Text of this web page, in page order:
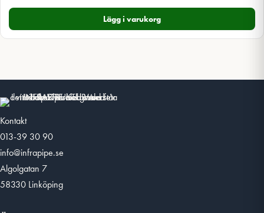
Lägg i varukorg
Kontakt
013-39 30 90
info@infrapipe.se
Algolgatan 7
58330 Linköping